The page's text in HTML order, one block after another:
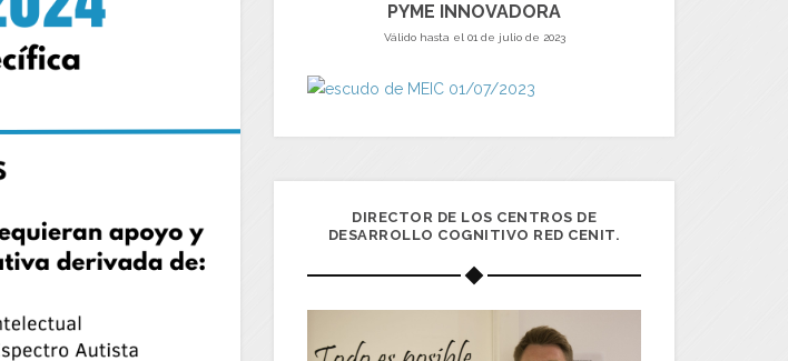
PYME INNOVADORA
Válido hasta el 01 de julio de 2023
DIRECTOR DE LOS CENTROS DE
DESARROLLO COGNITIVO RED CENIT.